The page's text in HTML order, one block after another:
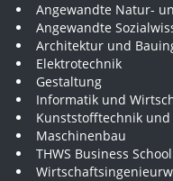
Angewandte Natur-
Angewandte
Architektur und
Elektrotechnik
Gestaltung
Informatik und
Kunststofftechnik und
Maschinenbau
THWS Business School